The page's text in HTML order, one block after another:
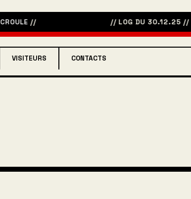
// // LOG DU 30.12.25 //
VISITEURS CONTACTS